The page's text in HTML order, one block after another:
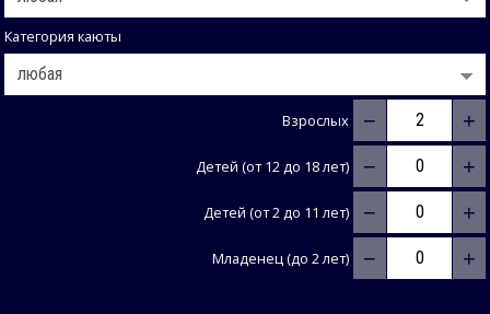
Категория каюты
Взрослых − +
Детей (от 12 до 18 лет) − +
Детей (от 2 до 11 лет) − +
Младенец (до 2 лет) − +